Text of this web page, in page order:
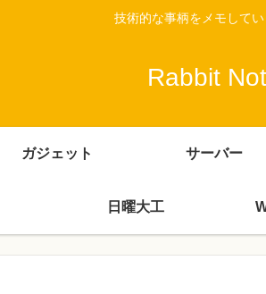
技術的な事柄をメモしてい
Rabbit
ガジェット サーバー
日曜大工